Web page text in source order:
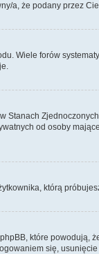
a, że podany przez
Wiele forów
Stanach
od osoby
którą
które
się,